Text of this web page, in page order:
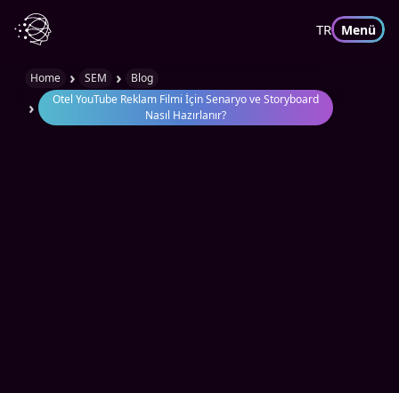
TR Menü
Home › SEM › Blog
›
Otel YouTube Reklam Filmi İçin Senaryo ve Storyboard
Nasıl Hazırlanır?